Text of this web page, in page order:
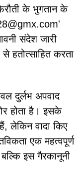
के भुगतान के
संदेश जारी
हतोत्साहित करता
दुर्लभ अपवाद
होता है। इसके
लेकिन वादा किए
एक महत्वपूर्ण
इस गैरकानूनी